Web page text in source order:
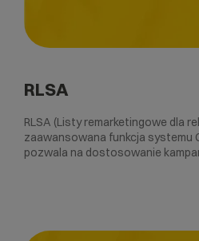
RLSA
RLSA (Listy remarketingowe dla
zaawansowana funkcja systemu
pozwala na dostosowanie